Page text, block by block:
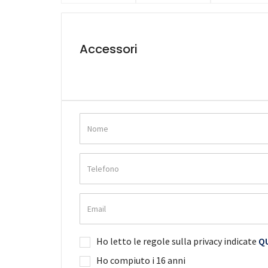
Accessori
Ho letto le regole sulla privacy indicate
Ho compiuto i 16 anni